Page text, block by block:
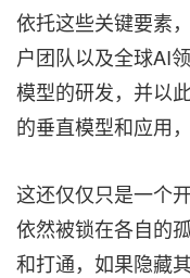
依托这些关键要素
户团队以及全球AI
模型的研发，并以
的垂直模型和应用
这还仅仅只是一个
依然被锁在各自的
和打通，如果隐藏